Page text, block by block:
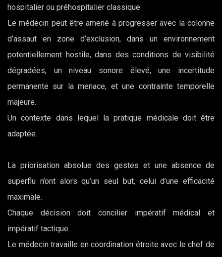
hospitalier ou préhospitalier classique.
Le médecin peut être amené à progresser avec la colonne
d’assaut en zone d’exclusion, dans un environnement
potentiellement hostile, dans des conditions de visibilité
dégradées, un niveau sonore élevé, une incertitude
permanente sur la menace, et une contrainte temporelle
majeure.
Un contexte dans lequel la pratique médicale doit être
adaptée.
La priorisation absolue des gestes et une absence de
superflu n’ont alors qu’un seul but, celui d’une efficacité
maximale.
Chaque décision doit concilier impératif médical et
impératif tactique.
Le médecin travaille en coordination étroite avec le chef de